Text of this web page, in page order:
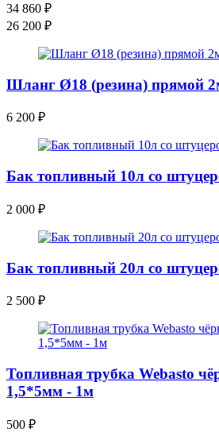
34 860 ₽
26 200 ₽
Шланг Ø18 (резина) прямой
6 200 ₽
Бак топливный 10л со
2 000 ₽
Бак топливный 20л со
2 500 ₽
Топливная трубка Webasto
1,5*5мм - 1м
500 ₽